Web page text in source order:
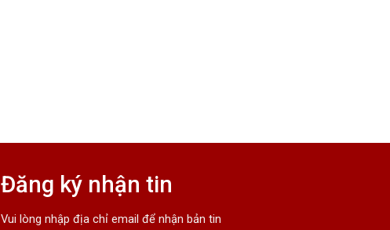
Đăng ký nhận tin
Vui lòng nhập địa chỉ email để nhận bản tin